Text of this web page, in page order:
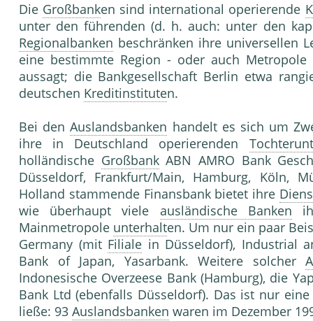
Die Großbanken sind international operierende
unter den führenden (d. h. auch: unter den
Regionalbanken beschränken ihre universellen
eine bestimmte Region - oder auch
aussagt; die Bankgesellschaft Berlin etwa
deutschen Kreditinstituten.
Bei denAuslandsbanken handelt es sich um
ihre in Deutschland operierenden
holländische GroßbankABN AMRO Bank
Düsseldorf, Frankfurt/Main, Hamburg, Köln,
Holland stammende Finansbank bietet ihre
wie überhaupt viele ausländische Banken
Mainmetropole unterhalten. Um nur ein paar
Germany (mit Filiale in Düsseldorf), Industrial
Bank of Japan, Yasarbank. Weitere solcher
Indonesische Overzeese Bank (Hamburg), die
Bank Ltd (ebenfalls Düsseldorf). Das ist nur
ließe: 93 Auslandsbanken waren im Dezember